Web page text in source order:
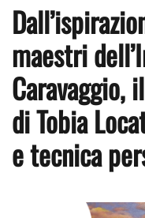
maestri
Caravaggio,
di Tobia
e tecnica